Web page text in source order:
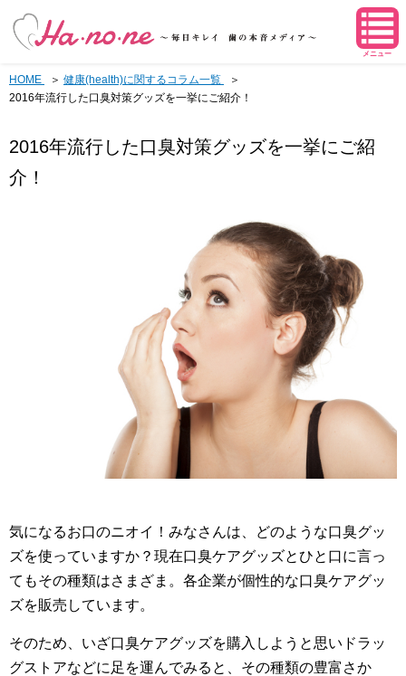
メニュー
HOME
健康(health)に関するコラム一覧
2016年流行した口臭対策グッズを一挙にご紹介！
2016年流行した口臭対策グッズを一挙にご紹
介！
気になるお口のニオイ！みなさんは、どのような口臭グッ
ズを使っていますか？現在口臭ケアグッズとひと口に言っ
てもその種類はさまざま。各企業が個性的な口臭ケアグッ
ズを販売しています。
そのため、いざ口臭ケアグッズを購入しようと思いドラッ
グストアなどに足を運んでみると、その種類の豊富さか